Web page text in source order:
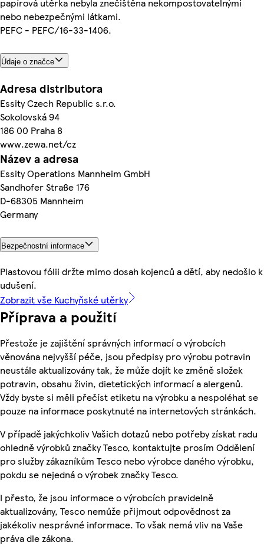
papírová utěrka nebyla znečištěna nekompostovatelnými
nebo nebezpečnými látkami.
PEFC - PEFC/16-33-1406.
Údaje o značce
Adresa distributora
Essity Czech Republic s.r.o.
Sokolovská 94
186 00 Praha 8
www.zewa.net/cz
Název a adresa
Essity Operations Mannheim GmbH
Sandhofer Straße 176
D-68305 Mannheim
Germany
Bezpečnostní informace
Plastovou fólii držte mimo dosah kojenců a dětí, aby nedošlo k
udušení.
Zobrazit vše Kuchyňské utěrky
Příprava a použití
Přestože je zajištění správných informací o výrobcích
věnována nejvyšší péče, jsou předpisy pro výrobu potravin
neustále aktualizovány tak, že může dojít ke změně složek
potravin, obsahu živin, dietetických informací a alergenů.
Vždy byste si měli přečíst etiketu na výrobku a nespoléhat se
pouze na informace poskytnuté na internetových stránkách.
V případě jakýchkoliv Vašich dotazů nebo potřeby získat radu
ohledně výrobků značky Tesco, kontaktujte prosím Oddělení
pro služby zákazníkům Tesco nebo výrobce daného výrobku,
pokdu se nejedná o výrobek značky Tesco.
I přesto, že jsou informace o výrobcích pravidelně
aktualizovány, Tesco nemůže přijmout odpovědnost za
jakékoliv nesprávné informace. To však nemá vliv na Vaše
práva dle zákona.